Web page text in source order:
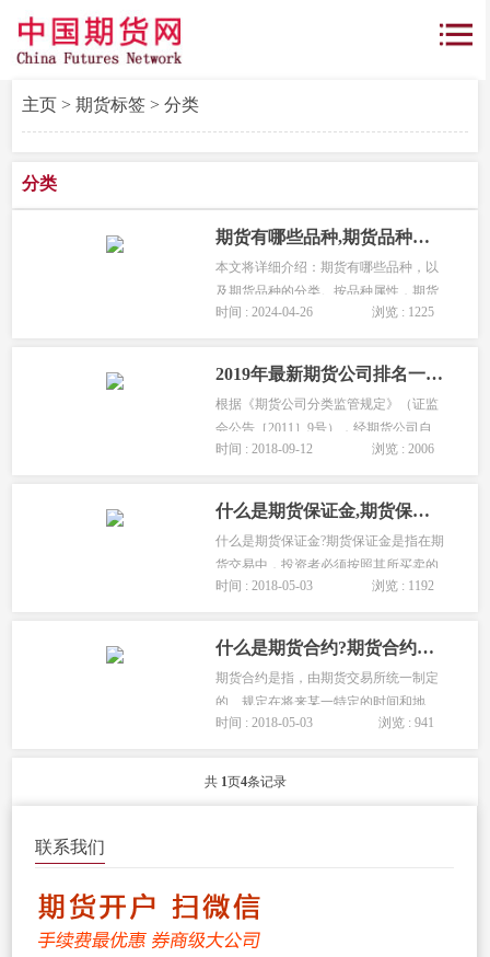
主页> 期货标签> 分类
分类
期货有哪些品种,期货品种有哪些分类?
本文将详细介绍：期货有哪些品种，以
及期货品种的分类。按品种属性，期货
品种大致可以分为两大类：商品期货和
产品期货、金属与贵金属期货。...
时间 : 2024-04-26 浏览 : 1225
2019年最新期货公司排名一览表「2019年期货公司分类评价结果」
根据《期货公司分类监管规定》（证监
会公告［2011］9号），经期货公司自
评、中国证监会派出机构初审、期货公
序，确定2019年各期货公司分类结果排
名如下。...
时间 : 2018-09-12 浏览 : 2006
什么是期货保证金,期货保证金不足时怎么办?
什么是期货保证金?期货保证金是指在期
货交易中，投资者必须按照其所买卖的
期货合约价的一定比例缴纳资金，用于
时间 : 2018-05-03 浏览 : 1192
什么是期货合约?期货合约的分类和条款你知道多少?
期货合约是指，由期货交易所统一制定
的、规定在将来某一特定的时间和地
点、交割一定数量和质量标的物的标准
时间 : 2018-05-03 浏览 : 941
共 1页4条记录
联系我们